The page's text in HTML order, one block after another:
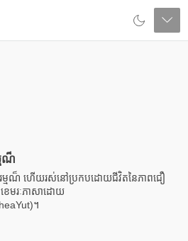
មណ៏​
ារម្មណ៏ ហើយរស់នៅប្រកបដោយជីវិតនៃភាពជឿ
េមរៈភាសាដោយ
។